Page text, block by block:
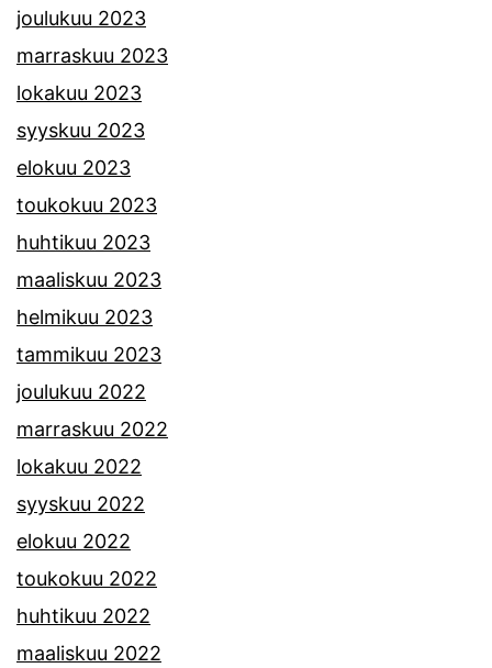
joulukuu 2023
marraskuu 2023
lokakuu 2023
syyskuu 2023
elokuu 2023
toukokuu 2023
huhtikuu 2023
maaliskuu 2023
helmikuu 2023
tammikuu 2023
joulukuu 2022
marraskuu 2022
lokakuu 2022
syyskuu 2022
elokuu 2022
toukokuu 2022
huhtikuu 2022
maaliskuu 2022